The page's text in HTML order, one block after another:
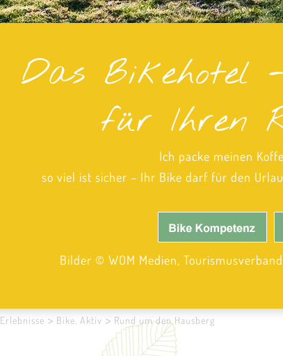
Das Bikehotel
für Ihren
Ich packe meinen
so viel ist sicher – Ihr Bike darf für den
Bilder © WOM Medien,
Erlebnisse Bike. Aktiv Rund um den Hausberg